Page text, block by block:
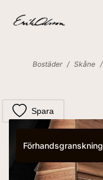
Bostäder / Skåne /
Förhandsgranskning
Spara